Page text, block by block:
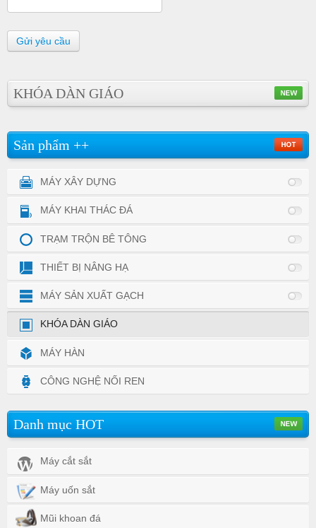
Gửi yêu cầu
KHÓA DÀN GIÁO
Sản phẩm ++
MÁY XÂY DỰNG
MÁY KHAI THÁC ĐÁ
TRẠM TRỘN BÊ TÔNG
THIẾT BỊ NÂNG HẠ
MÁY SẢN XUẤT GẠCH
KHÓA DÀN GIÁO
MÁY HÀN
CÔNG NGHỆ NỐI REN
Danh mục HOT
Máy cắt sắt
Máy uốn sắt
Mũi khoan đá